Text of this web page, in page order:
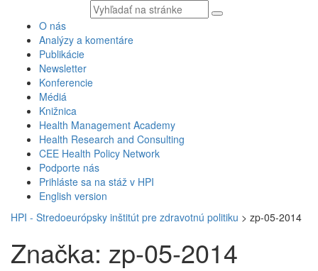
Vyhľadávaný
text
O nás
Analýzy a komentáre
Publikácie
Newsletter
Konferencie
Médiá
Knižnica
Health Management Academy
Health Research and Consulting
CEE Health Policy Network
Podporte nás
Prihláste sa na stáž v HPI
English version
HPI - Stredoeurópsky inštitút pre zdravotnú politiku > zp-05-2014
Značka: zp-05-2014